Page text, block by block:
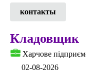
контакты
Кладовщик
Xарчове
02-08-2026